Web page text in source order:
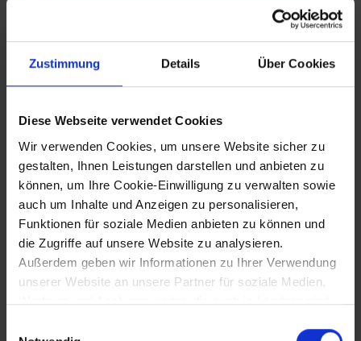
Zustimmung Details Über Cookies
Diese Webseite verwendet Cookies
Wir verwenden Cookies, um unsere Website sicher zu
gestalten, Ihnen Leistungen darstellen und anbieten zu
können, um Ihre Cookie-Einwilligung zu verwalten sowie
auch um Inhalte und Anzeigen zu personalisieren,
Funktionen für soziale Medien anbieten zu können und
die Zugriffe auf unsere Website zu analysieren.
Außerdem geben wir Informationen zu Ihrer Verwendung
unserer Website an unsere Partner für soziale Medien,
Werbung und Analysen weiter, die auch in Ländern sind,
29.11.1486
Kapitulation Eggenburgs vor den Ungarn
Waffenstillstand mit König Matthias
Corvinus zu St. Pölten
25.12.1487
Wappenverleihung an St. Pölten durch
König Matthias Corvinus (1486 Dez. 26?)